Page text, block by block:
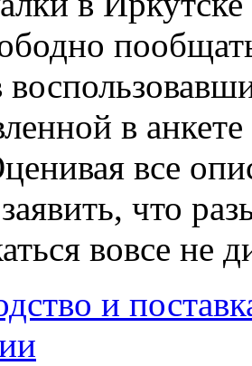
в
все
что
вовсе не
и